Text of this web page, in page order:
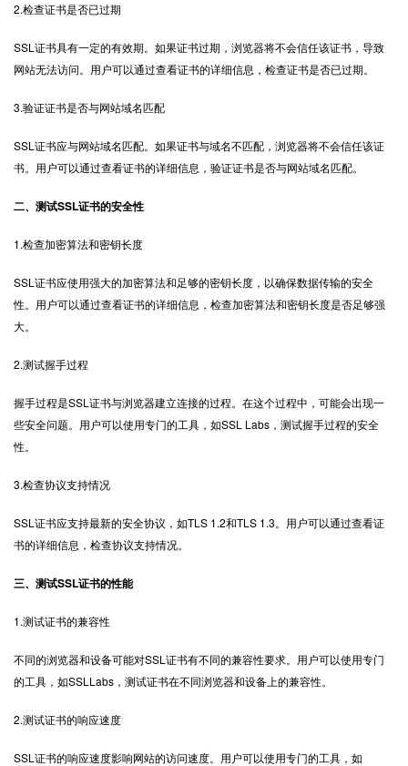
2.检查证书是否已过期
SSL证书具有一定的有效期。如果证书过期，浏览器将不会信任该证书，导致
网站无法访问。用户可以通过查看证书的详细信息，检查证书是否已过期。
3.验证证书是否与网站域名匹配
SSL证书应与网站域名匹配。如果证书与域名不匹配，浏览器将不会信任该证
书。用户可以通过查看证书的详细信息，验证证书是否与网站域名匹配。
二、测试SSL证书的安全性
1.检查加密算法和密钥长度
SSL证书应使用强大的加密算法和足够的密钥长度，以确保数据传输的安全
性。用户可以通过查看证书的详细信息，检查加密算法和密钥长度是否足够强
大。
2.测试握手过程
握手过程是SSL证书与浏览器建立连接的过程。在这个过程中，可能会出现一
些安全问题。用户可以使用专门的工具，如SSL Labs，测试握手过程的安全
性。
3.检查协议支持情况
SSL证书应支持最新的安全协议，如TLS 1.2和TLS 1.3。用户可以通过查看证
书的详细信息，检查协议支持情况。
三、测试SSL证书的性能
1.测试证书的兼容性
不同的浏览器和设备可能对SSL证书有不同的兼容性要求。用户可以使用专门
的工具，如SSLLabs，测试证书在不同浏览器和设备上的兼容性。
2.测试证书的响应速度
SSL证书的响应速度影响网站的访问速度。用户可以使用专门的工具，如